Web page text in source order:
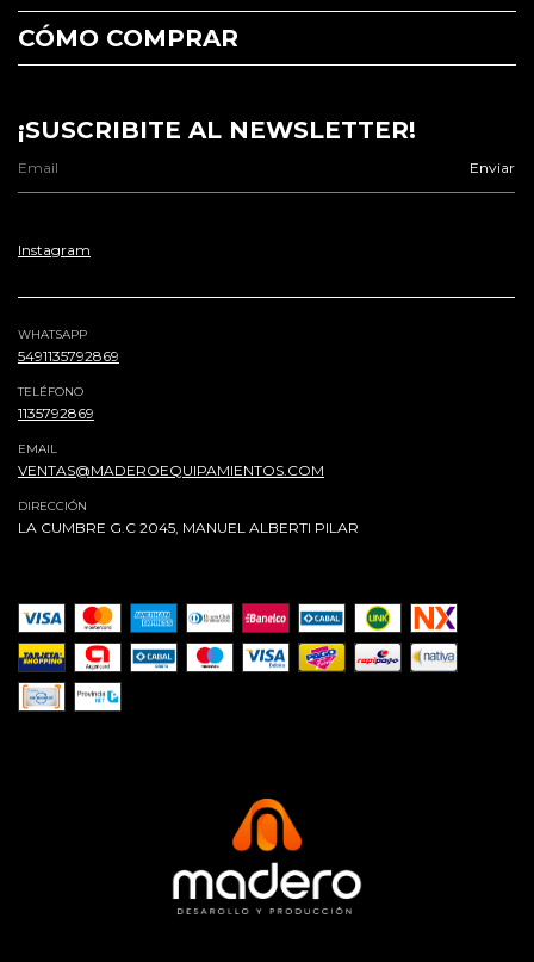
CÓMO COMPRAR
¡SUSCRIBITE AL NEWSLETTER!
Instagram
WHATSAPP
5491135792869
TELÉFONO
1135792869
EMAIL
VENTAS@MADEROEQUIPAMIENTOS.COM
DIRECCIÓN
LA CUMBRE G.C 2045, MANUEL ALBERTI PILAR